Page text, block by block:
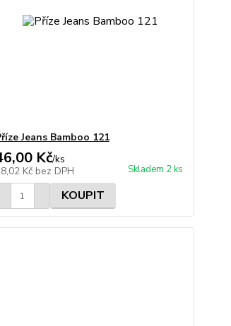
Jeans Bamboo 121
Kč/ks
Kč bez DPH Skladem 2 ks
KOUPIT